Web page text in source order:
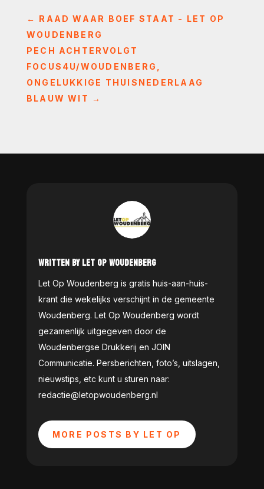
← RAAD WAAR BOEF STAAT - LET OP
WOUDENBERG
PECH ACHTERVOLGT
FOCUS4U/WOUDENBERG,
ONGELUKKIGE THUISNEDERLAAG
BLAUW WIT →
WRITTEN BY LET OP WOUDENBERG
Let Op Woudenberg is gratis huis-aan-huis-
krant die wekelijks verschijnt in de gemeente
Woudenberg. Let Op Woudenberg wordt
gezamenlijk uitgegeven door de
Woudenbergse Drukkerij en JOIN
Communicatie. Persberichten, foto’s, uitslagen,
nieuwstips, etc kunt u sturen naar:
redactie@letopwoudenberg.nl
MORE POSTS BY LET OP